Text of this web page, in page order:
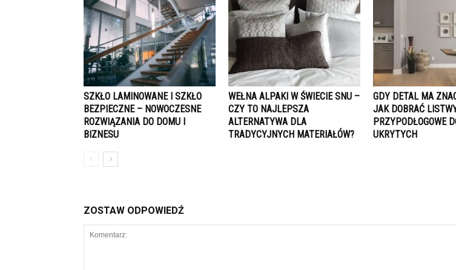
SZKŁO LAMINOWANE I SZKŁO
BEZPIECZNE – NOWOCZESNE
ROZWIĄZANIA DO DOMU I
BIZNESU
WEŁNA ALPAKI W ŚWIECIE SNU –
CZY TO NAJLEPSZA
ALTERNATYWA DLA
TRADYCYJNYCH MATERIAŁÓW?
GDY DETAL MA
JAK DOBRAĆ
PRZYPODŁOGOWE
UKRYTYCH
ZOSTAW ODPOWIEDŹ